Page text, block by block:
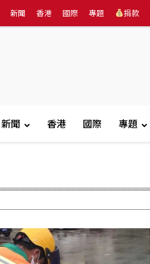
新聞 香港 國際 專題 捐款
新聞 香港 國際 專題